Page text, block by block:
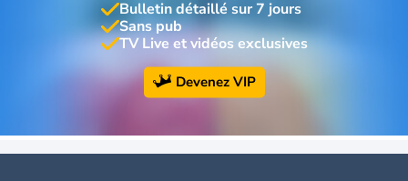
Bulletin détaillé sur 7 jours
Sans pub
TV Live et vidéos exclusives
Devenez VIP